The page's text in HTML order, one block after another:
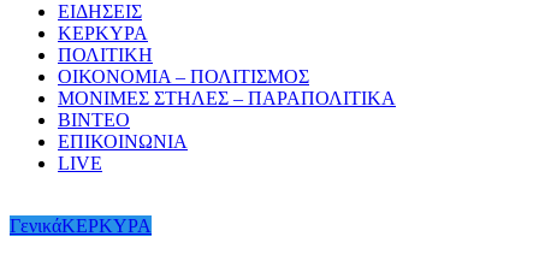
ΕΙΔΗΣΕΙΣ
ΚΕΡΚΥΡΑ
ΠΟΛΙΤΙΚΗ
ΟΙΚΟΝΟΜΙΑ – ΠΟΛΙΤΙΣΜΟΣ
ΜΟΝΙΜΕΣ ΣΤΗΛΕΣ – ΠΑΡΑΠΟΛΙΤΙΚΑ
ΒΙΝΤΕΟ
ΕΠΙΚΟΙΝΩΝΙΑ
LIVE
ΓενικάΚΕΡΚΥΡΑ